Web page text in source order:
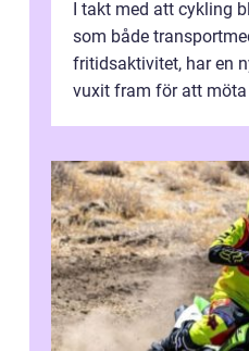
I takt med att cykling
som både
fritidsaktivitet, har en
vuxit fram för att möta